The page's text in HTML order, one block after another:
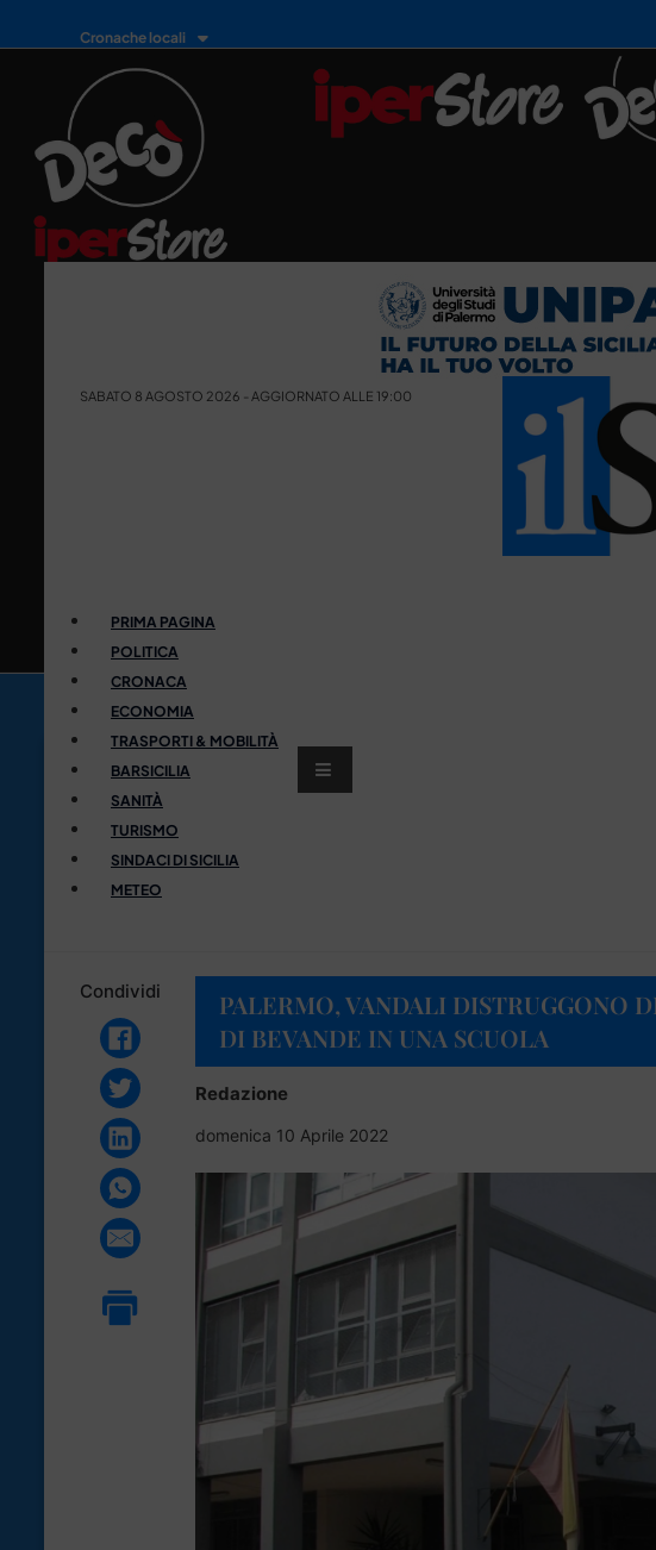
Cronache locali
SABATO 8 AGOSTO 2026 - AGGIORNATO ALLE 19:00
PRIMA PAGINA
POLITICA
CRONACA
ECONOMIA
TRASPORTI & MOBILITÀ
BARSICILIA
SANITÀ
TURISMO
SINDACI DI SICILIA
METEO
Condividi
PALERMO, VANDALI DISTRUGGONO
DI BEVANDE IN UNA SCUOLA
Redazione
domenica 10 Aprile 2022